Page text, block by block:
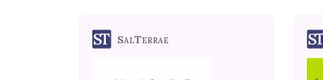
SalTerrae